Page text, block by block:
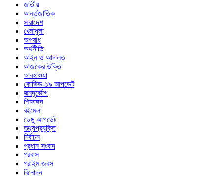
জাতীয়
আর্ন্তজাতিক
সারাদেশ
খেলাধুলা
অপরাধ
অর্থনীতি
আইন ও আদালত
আজকের উক্তি
আবহাওয়া
কোভিড-১৯ আপডেট
জনদূর্ভোগ
শিক্ষাঙ্গন
বইমেলা
ডেঙ্গু আপডেট
তথ্যপ্রযুক্তি
নির্বাচন
প্রধান সংবাদ
প্রবাস
প্রাইম জবস
বিনোদন